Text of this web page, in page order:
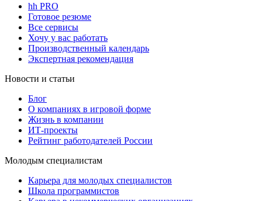
hh PRO
Готовое резюме
Все сервисы
Хочу у вас работать
Производственный календарь
Экспертная рекомендация
Новости и статьи
Блог
О компаниях в игровой форме
Жизнь в компании
ИТ-проекты
Рейтинг работодателей России
Молодым специалистам
Карьера для молодых специалистов
Школа программистов